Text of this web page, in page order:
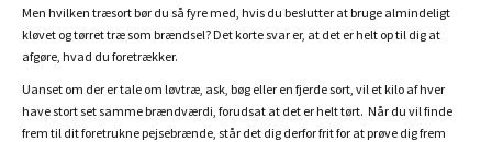
Men hvilken træsort bør du så fyre med, hvis du beslutter at bruge almindeligt
kløvet og tørret træ som brændsel? Det korte svar er, at det er helt op til dig at
afgøre, hvad du foretrækker.
Uanset om der er tale om løvtræ, ask, bøg eller en fjerde sort, vil et kilo af hver
have stort set samme brændværdi, forudsat at det er helt tørt. Når du vil finde
frem til dit foretrukne pejsebrænde, står det dig derfor frit for at prøve dig frem